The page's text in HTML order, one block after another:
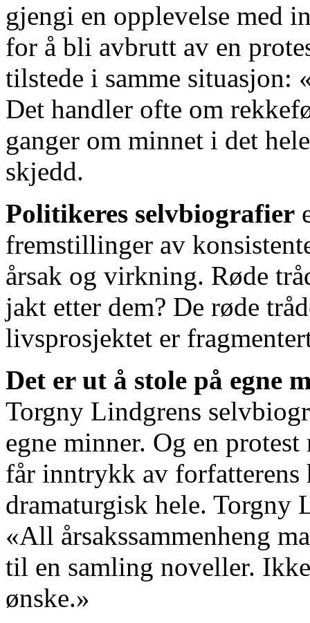
gjengi en opplevelse med
for å bli avbrutt av en
tilstede i samme situasjon:
Det handler ofte om
ganger om minnet i det
skjedd.
Politikeres selvbiografier
fremstillinger av
årsak og virkning. Røde
jakt etter dem? De røde
livsprosjektet er
Det er ut å stole på egne
Torgny Lindgrens
egne minner. Og en
får inntrykk av forfatterens
dramaturgisk hele. Torgny
«All årsakssammenheng
til en samling noveller.
ønske.»